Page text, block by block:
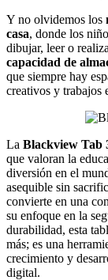
Y no olvidemos los
casa, donde los
dibujar, leer o
capacidad de
que siempre hay
creativos y trabajos
La Blackview Tab
que valoran la
diversión en el
asequible sin
convierte en una
su enfoque en la
durabilidad, esta
más; es una
crecimiento y
digital.